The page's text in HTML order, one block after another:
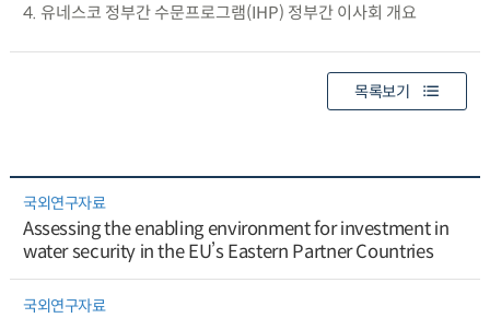
4. 유네스코 정부간 수문프로그램(IHP) 정부간 이사회 개요
목록보기
국외연구자료
Assessing the enabling environment for investment in
water security in the EU’s Eastern Partner Countries
국외연구자료